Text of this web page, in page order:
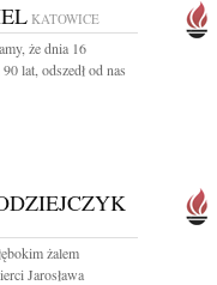
KATOWICE
że dnia 16
lat, odszedł od nas
żalem
Jarosława